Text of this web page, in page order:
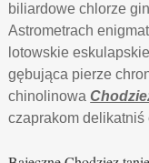
biliardowe chlorze
Astrometrach
lotowskie
gębująca pierze
chinolinowa
czaprakom delikatniś